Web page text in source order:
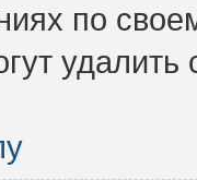
по